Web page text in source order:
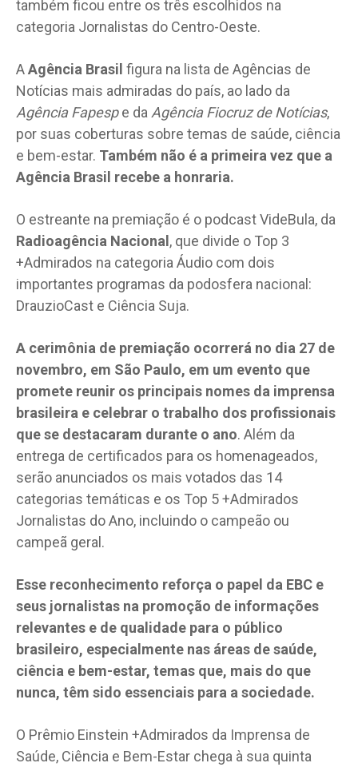
também ficou entre os três escolhidos na
categoria Jornalistas do Centro-Oeste.
AAgência Brasil figura na lista de Agências de
Notícias mais admiradas do país, ao lado da
Agência Fapespe da Agência Fiocruz de Notícias,
por suas coberturas sobre temas de saúde, ciência
e bem-estar. Também não é a primeira vez que a
Agência Brasil recebe a honraria.
O estreante na premiação é o podcast VideBula, da
Radioagência Nacional , que divide o Top 3
+Admirados na categoria Áudio com dois
importantes programas da podosfera nacional:
DrauzioCast e Ciência Suja.
A cerimônia de premiação ocorrerá no dia 27 de
novembro, em São Paulo, em um evento que
promete reunir os principais nomes da imprensa
brasileira e celebrar o trabalho dos profissionais
que se destacaram durante o ano. Além da
entrega de certificados para os homenageados,
serão anunciados os mais votados das 14
categorias temáticas e os Top 5 +Admirados
Jornalistas do Ano, incluindo o campeão ou
campeã geral.
Esse reconhecimento reforça o papel da EBC e
seus jornalistas na promoção de informações
relevantes e de qualidade para o público
brasileiro, especialmente nas áreas de saúde,
ciência e bem-estar, temas que, mais do que
nunca, têm sido essenciais para a sociedade.
O Prêmio Einstein +Admirados da Imprensa de
Saúde, Ciência e Bem-Estar chega à sua quinta